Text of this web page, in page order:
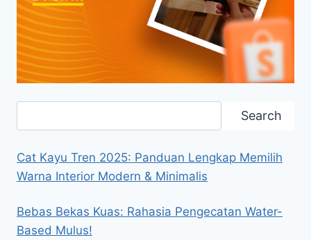
Search
Cat Kayu Tren 2025: Panduan Lengkap Memilih
Warna Interior Modern & Minimalis
Bebas Bekas Kuas: Rahasia Pengecatan Water-
Based Mulus!